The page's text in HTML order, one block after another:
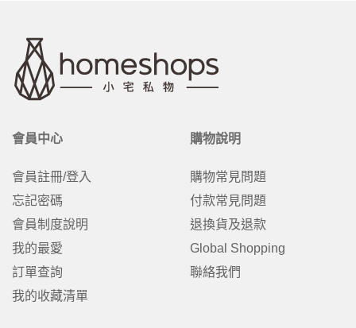
會員中心
會員註冊/登入
忘記密碼
會員制度說明
我的最愛
訂單查詢
我的收藏清單
購物說明
購物常見問題
付款常見問題
退換貨及退款
Global Shopping
聯絡我們